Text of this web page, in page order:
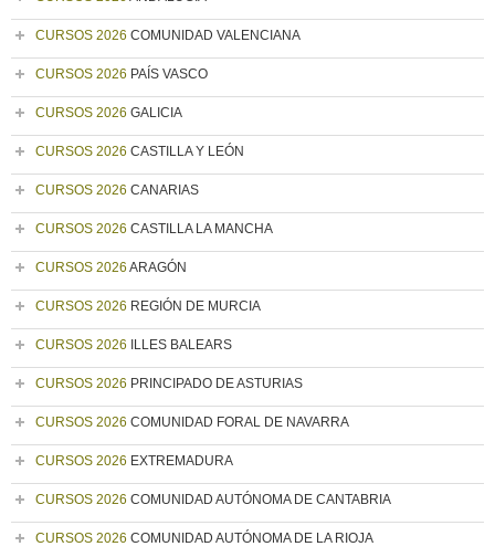
CURSOS 2026 COMUNIDAD VALENCIANA
CURSOS 2026 PAÍS VASCO
CURSOS 2026 GALICIA
CURSOS 2026 CASTILLA Y LEÓN
CURSOS 2026 CANARIAS
CURSOS 2026 CASTILLA LA MANCHA
CURSOS 2026 ARAGÓN
CURSOS 2026 REGIÓN DE MURCIA
CURSOS 2026 ILLES BALEARS
CURSOS 2026 PRINCIPADO DE ASTURIAS
CURSOS 2026 COMUNIDAD FORAL DE NAVARRA
CURSOS 2026 EXTREMADURA
CURSOS 2026 COMUNIDAD AUTÓNOMA DE CANTABRIA
CURSOS 2026 COMUNIDAD AUTÓNOMA DE LA RIOJA